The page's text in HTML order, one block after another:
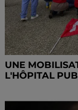
UNE
L'HÔPITAL